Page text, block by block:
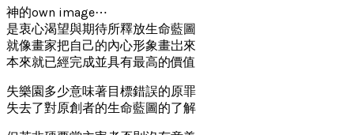
神的own image⋯
是衷心渴望與期待所釋放生命藍圖
就像畫家把自己的內心形象畫岀來
本來就已經完成並具有最高的價值
失樂園多少意味著目標錯誤的原罪
失去了對原創者的生命藍圖的了解